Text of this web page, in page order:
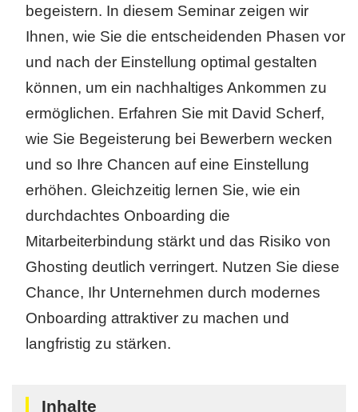
begeistern. In diesem Seminar zeigen wir
Ihnen, wie Sie die entscheidenden Phasen vor
und nach der Einstellung optimal gestalten
können, um ein nachhaltiges Ankommen zu
ermöglichen. Erfahren Sie mit David Scherf,
wie Sie Begeisterung bei Bewerbern wecken
und so Ihre Chancen auf eine Einstellung
erhöhen. Gleichzeitig lernen Sie, wie ein
durchdachtes Onboarding die
Mitarbeiterbindung stärkt und das Risiko von
Ghosting deutlich verringert. Nutzen Sie diese
Chance, Ihr Unternehmen durch modernes
Onboarding attraktiver zu machen und
langfristig zu stärken.
Inhalte